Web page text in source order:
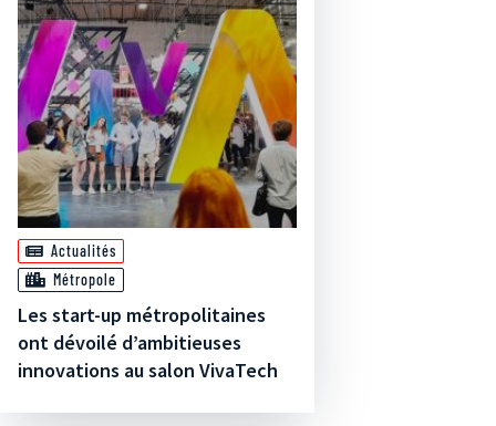
Actualités
Métropole
Les start-up métropolitaines
ont dévoilé d’ambitieuses
innovations au salon VivaTech